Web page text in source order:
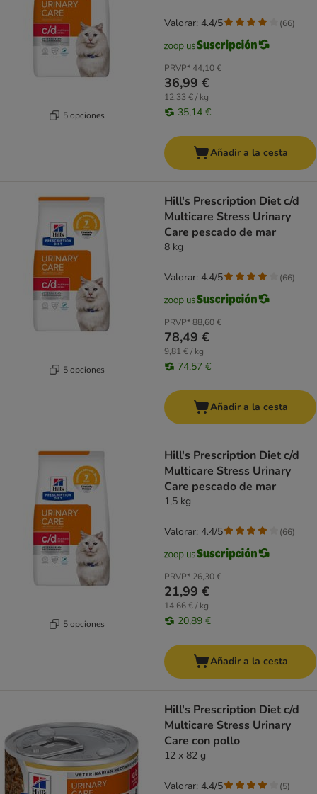
5 opciones
PRVP*44,10 €
36,99 €
12,33 € / kg
35,14 €
Valorar: 4.4/5 (66)
Añadir a la cesta
5 opciones
Hill's Prescription Diet c/d
Multicare Stress Urinary
Care pescado de mar
8 kg
PRVP*88,60 €
78,49 €
9,81 € / kg
74,57 €
Valorar: 4.4/5 (66)
Añadir a la cesta
5 opciones
Hill's Prescription Diet c/d
Multicare Stress Urinary
Care pescado de mar
1,5 kg
PRVP* 26,30 €
21,99 €
14,66 € / kg
20,89 €
Valorar: 4.4/5 (66)
Añadir a la cesta
Hill's Prescription Diet c/d
Multicare Stress Urinary
Care con pollo
12 x 82 g
Valorar: 4.4/5 (5)